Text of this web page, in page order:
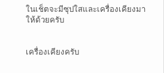
ในเช็ตจะมีซุปใสและเครื่องเคียงมา
ให้ด้วยครับ
เครื่องเคียงครับ